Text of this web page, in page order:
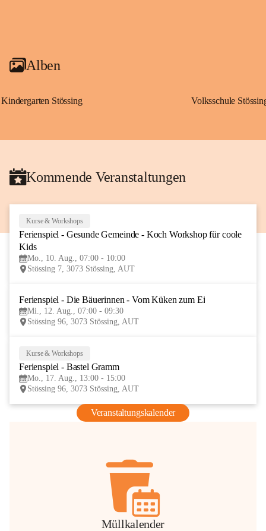
Alben
Kindergarten Stössing Volksschule
Kommende Veranstaltungen
AUG
Kurse & Workshops
Ferienspiel - Gesunde Gemeinde - Koch Workshop für coole
Kids
Mo., 10. Aug., 07:00 - 10:00
Stössing 7, 3073 Stössing, AUT
Ferienspiel - Die Bäuerinnen - Vom Küken zum Ei
Mi., 12. Aug., 07:00 - 09:30
Stössing 96, 3073 Stössing, AUT
Kurse & Workshops
Ferienspiel - Bastel Gramm
Mo., 17. Aug., 13:00 - 15:00
Stössing 96, 3073 Stössing, AUT
Veranstaltungskalender
Müllkalender